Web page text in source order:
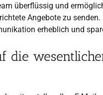
überflüssig und
Angebote zu
erheblich und
die